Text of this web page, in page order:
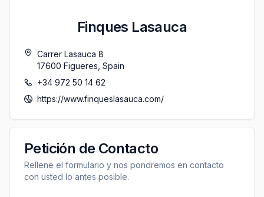
Finques Lasauca
Carrer Lasauca 8
17600 Figueres Spain
+34 972 50 14 62
https://www.finqueslasauca.com/
Petición de Contacto
Rellene el formulario y nos pondremos en contacto
con usted lo antes posible.